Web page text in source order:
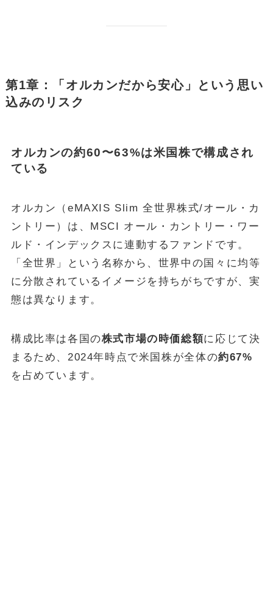
第1章：「オルカンだから安心」という思い
込みのリスク
オルカンの約60〜63%は米国株で構成され
ている
オルカン（eMAXIS Slim 全世界株式/オール・カ
ントリー）は、MSCI オール・カントリー・ワー
ルド・インデックスに連動するファンドです。
「全世界」という名称から、世界中の国々に均等
に分散されているイメージを持ちがちですが、実
態は異なります。
構成比率は各国の株式市場の時価総額に応じて決
まるため、2024年時点で米国株が全体の約67%
を占めています。